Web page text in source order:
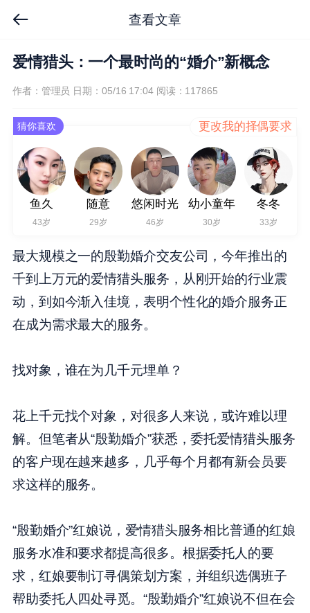
查看文章
爱情猎头：一个最时尚的“婚介”新概念
作者：管理员 日期：05/16 17:04 阅读：117865
猜你喜欢 更改我的择偶要求
鱼久
43岁
随意
29岁
悠闲时光
46岁
幼小童年
30岁
冬冬
33岁
最大规模之一的殷勤婚介交友公司，今年推出的
千到上万元的爱情猎头服务，从刚开始的行业震
动，到如今渐入佳境，表明个性化的婚介服务正
在成为需求最大的服务。
找对象，谁在为几千元埋单？
花上千元找个对象，对很多人来说，或许难以理
解。但笔者从“殷勤婚介”获悉，委托爱情猎头服务
的客户现在越来越多，几乎每个月都有新会员要
求这样的服务。
“殷勤婚介”红娘说，爱情猎头服务相比普通的红娘
服务水准和要求都提高很多。根据委托人的要
求，红娘要制订寻偶策划方案，并组织选偶班子
帮助委托人四处寻觅。“殷勤婚介”红娘说不但在会